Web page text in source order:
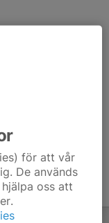
för att vår
De används
oss att